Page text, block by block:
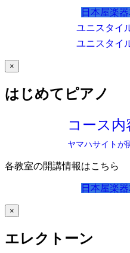
日本屋楽
ユニスタイ
ユニスタイ
×
はじめてピアノ
コース
ヤマハサイトが
各教室の開講情報はこちら
日本屋楽
×
エレクトーン